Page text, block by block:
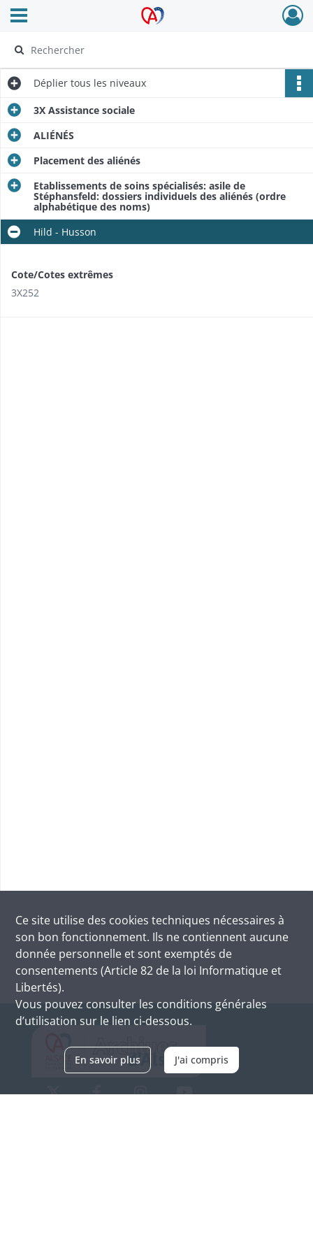
Archives Alsace - Colmar
Ouvrir le menu déroulant
Déplier tous les niveaux
3X Assistance sociale
ALIÉNÉS
Placement des aliénés
Etablissements de soins spécialisés: asile de
Stéphansfeld: dossiers individuels des aliénés (ordre
alphabétique des noms)
Hild - Husson
Cote/Cotes extrêmes
3X252
Ce site utilise des cookies techniques nécessaires à
son bon fonctionnement. Ils ne contiennent aucune
donnée personnelle et sont exemptés de
consentements (Article 82 de la loi Informatique et
Libertés).
Vous pouvez consulter les conditions générales
d’utilisation sur le lien ci-dessous.
En savoir plus J'ai compris